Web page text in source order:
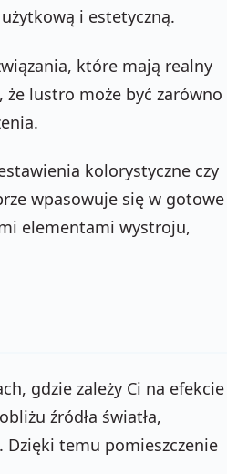
i estetyczną.
które mają realny
że lustro może być zarówno
kolorystyczne czy
wpasowuje się w gotowe
elementami wystroju,
gdzie zależy Ci na efekcie
źródła światła,
temu pomieszczenie